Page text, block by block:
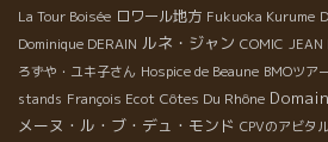
La Tour Boisée ロワール地方 Fukuoka Kurume
Dominique DERAIN ルネ・ジャン COMIC JEAN
ろずや・ユキ子さん Hospice de Beaune BMOツア
stands François Ecot Côtes Du Rhône
メーヌ・ル・ブ・デュ・モンド CPVのアビタ